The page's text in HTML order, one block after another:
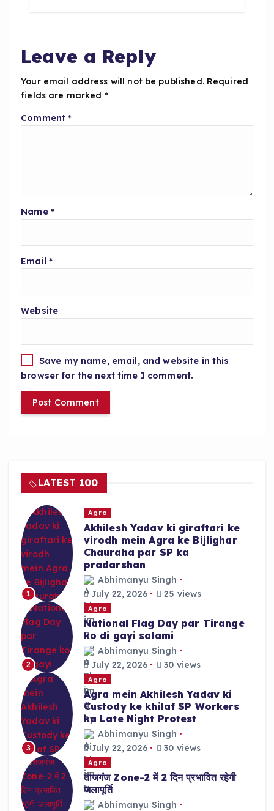
o
k
p
Leave a Reply
Your email address will not be published. Required
fields are marked *
Comment*
Name *
Email *
Website
Save my name, email, and website in this
browser for the next time I comment.
LATEST 100
1
Agra
Akhilesh Yadav ki giraftari ke
virodh mein Agra ke Bijlighar
Chauraha par SP ka
pradarshan
Abhimanyu Singh
July 22, 2026
25 views
2
Agra
National Flag Day par Tirange
ko di gayi salami
Abhimanyu Singh
July 22, 2026
30 views
3
Agra
Agra mein Akhilesh Yadav ki
Custody ke khilaf SP Workers
ka Late Night Protest
Abhimanyu Singh
July 22, 2026
30 views
Agra
ताजगंज Zone-2 में 2 दिन प्रभावित रहेगी
जलापूर्ति
Abhimanyu Singh